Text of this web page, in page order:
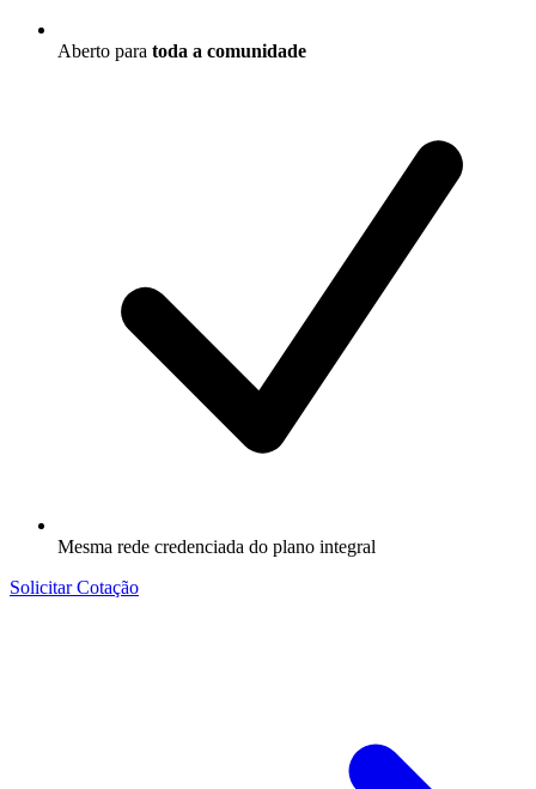
Aberto para toda a comunidade
Mesma rede credenciada do plano integral
Solicitar Cotação